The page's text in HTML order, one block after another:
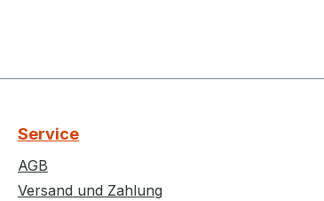
Service
AGB
Versand und Zahlung